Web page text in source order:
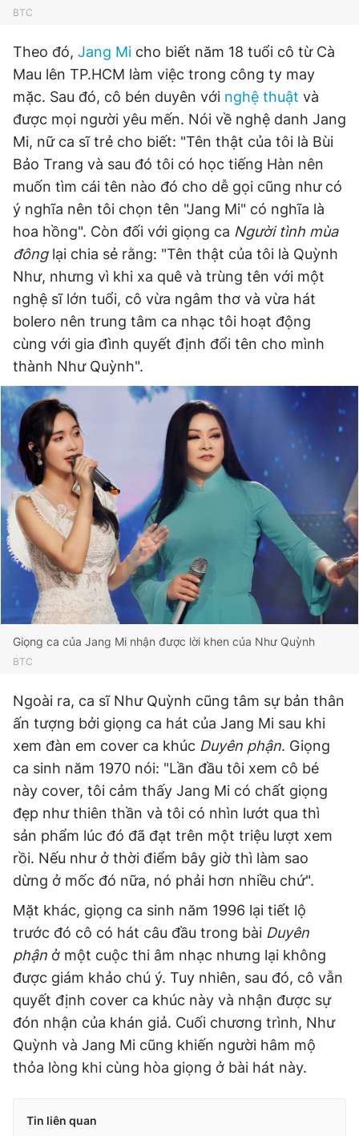
BTC
Theo đó, Jang Mi cho biết năm 18 tuổi cô từ Cà
Mau lên TP.HCM làm việc trong công ty may
mặc. Sau đó, cô bén duyên với nghệ thuật và
được mọi người yêu mến. Nói về nghệ danh Jang
Mi, nữ ca sĩ trẻ cho biết: "Tên thật của tôi là Bùi
Bảo Trang và sau đó tôi có học tiếng Hàn nên
muốn tìm cái tên nào đó cho dễ gọi cũng như có
ý nghĩa nên tôi chọn tên "Jang Mi" có nghĩa là
hoa hồng". Còn đối với giọng ca Người tình mùa
đônglại chia sẻ rằng: "Tên thật của tôi là Quỳnh
Như, nhưng vì khi xa quê và trùng tên với một
nghệ sĩ lớn tuổi, cô vừa ngâm thơ và vừa hát
bolero nên trung tâm ca nhạc tôi hoạt động
cùng với gia đình quyết định đổi tên cho mình
thành Như Quỳnh".
Giọng ca của Jang Mi nhận được lời khen của Như Quỳnh
BTC
Ngoài ra, ca sĩ Như Quỳnh cũng tâm sự bản thân
ấn tượng bởi giọng ca hát của Jang Mi sau khi
xem đàn em cover ca khúc Duyên phận. Giọng
ca sinh năm 1970 nói: "Lần đầu tôi xem cô bé
này cover, tôi cảm thấy Jang Mi có chất giọng
đẹp như thiên thần và tôi có nhìn lướt qua thì
sản phẩm lúc đó đã đạt trên một triệu lượt xem
rồi. Nếu như ở thời điểm bây giờ thì làm sao
dừng ở mốc đó nữa, nó phải hơn nhiều chứ".
Mặt khác, giọng ca sinh năm 1996 lại tiết lộ
trước đó cô có hát câu đầu trong bài Duyên
phận ở một cuộc thi âm nhạc nhưng lại không
được giám khảo chú ý. Tuy nhiên, sau đó, cô vẫn
quyết định cover ca khúc này và nhận được sự
đón nhận của khán giả. Cuối chương trình, Như
Quỳnh và Jang Mi cũng khiến người hâm mộ
thỏa lòng khi cùng hòa giọng ở bài hát này.
Tin liên quan